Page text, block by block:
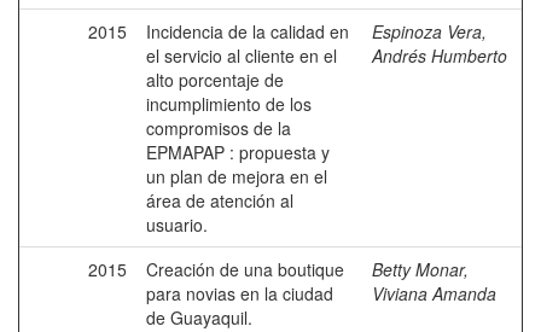
2015
Incidencia de la calidad en
el servicio al cliente en el
alto porcentaje de
incumplimiento de los
compromisos de la
EPMAPAP : propuesta y
un plan de mejora en el
área de atención al
usuario.
Espinoza Vera,
Andrés Humberto
2015
Creación de una boutique
para novias en la ciudad
de Guayaquil.
Betty Monar,
Viviana Amanda